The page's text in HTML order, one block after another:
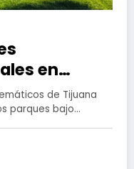
en
de Tijuana
parques bajo…